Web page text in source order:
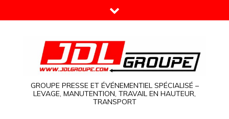
to
GROUPE PRESSE ET ÉVÉNEMENTIEL SPÉCIALISÉ –
LEVAGE, MANUTENTION, TRAVAIL EN HAUTEUR,
TRANSPORT